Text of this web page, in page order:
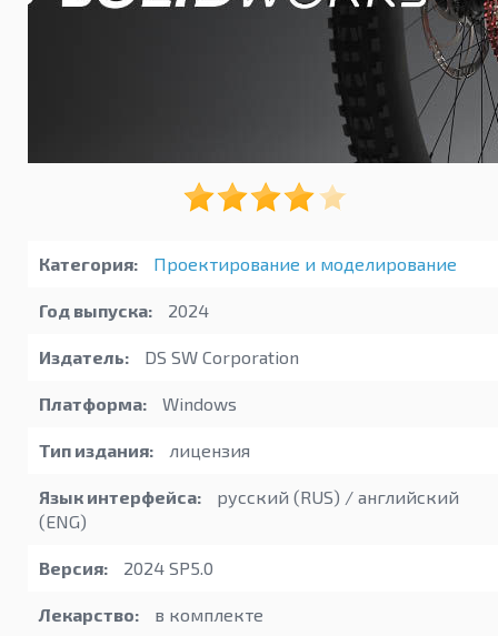
Категория: Проектирование и моделирование
Год выпуска: 2024
Издатель: DS SW Corporation
Платформа: Windows
Тип издания: лицензия
Язык интерфейса:
русский (RUS) / английский
(ENG)
Версия: 2024 SP5.0
Лекарство: в комплекте